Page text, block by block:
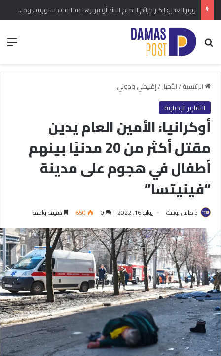
وزير العدل: إنكار جرائم النظام البائد أو تبريرها مخالفة دستورية.. ومشروع قانون خاص إلى مجلس الشعب
بحث عن
الرئيسية/الأخبار/إقليمي ودولي
التقارير الإخبارية
أوكرانيا: الأمين العام يدين
مقتل أكثر من 20 مدنيًا بينهم
أطفال في هجوم على مدينة
“فينيتسا”
داماس بوست يوليو 16, 2022 0
650 دقيقة واحدة